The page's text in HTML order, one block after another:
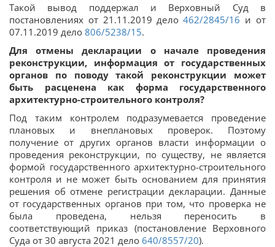
Такой вывод поддержал и Верховный Суд в
постановлениях от 21.11.2019 дело462/2845/16 и от
07.11.2019 дело 806/5238/15.
Для отмены декларации о начале проведения
реконструкции, информация от государственных
органов по поводу такой реконструкции может
быть расценена как форма государственного
архитектурно-строительного контроля?
Под таким контролем подразумевается проведение
плановых и внеплановых проверок. Поэтому
получение от других органов власти информации о
проведения реконструкции, по существу, не является
формой государственного архитектурно-строительного
контроля и не может быть основанием для принятия
решения об отмене регистрации декларации. Данные
от государственных органов при том, что проверка не
была проведена, нельзя переносить в
соответствующий приказ (постановление Верховного
Суда от 30 августа 2021 дело 640/8557/20).